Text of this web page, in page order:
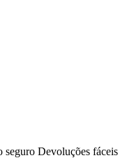
seguro Devoluções fáceis